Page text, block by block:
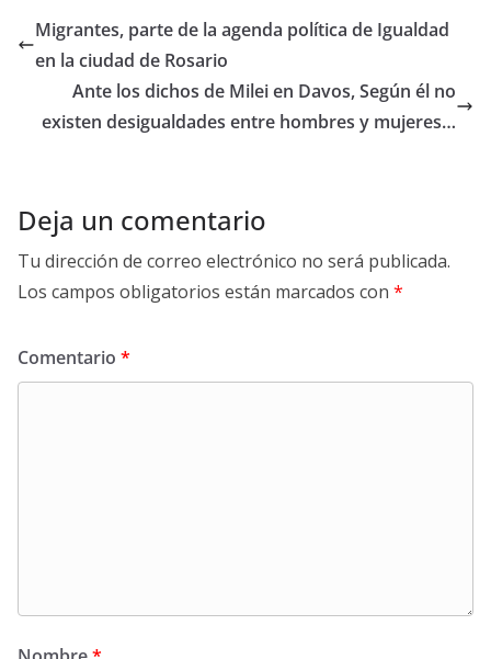
b
o
o
k
er l s
A
p
p
y
n
k
Migrantes, parte de la agenda política de Igualdad
en la ciudad de Rosario
Ante los dichos de Milei en Davos, Según él no
existen desigualdades entre hombres y mujeres…
Deja un comentario
Tu dirección de correo electrónico no será publicada.
Los campos obligatorios están marcados con *
Comentario *